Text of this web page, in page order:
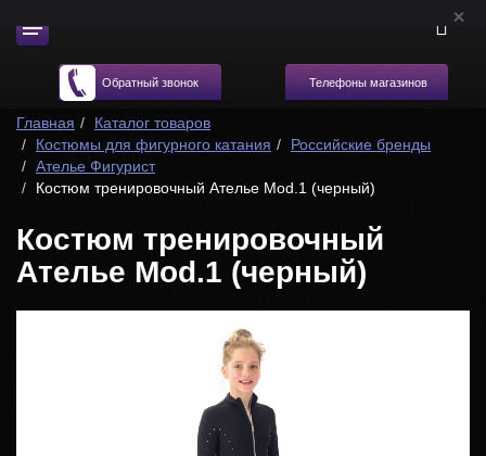
Обратный звонок Телефоны магазинов
Главная
Каталог товаров
Костюмы для фигурного катания
Российские бренды
Ателье Фигурист
Костюм тренировочный Ателье Mod.1 (черный)
Костюм тренировочный
Ателье Mod.1 (черный)